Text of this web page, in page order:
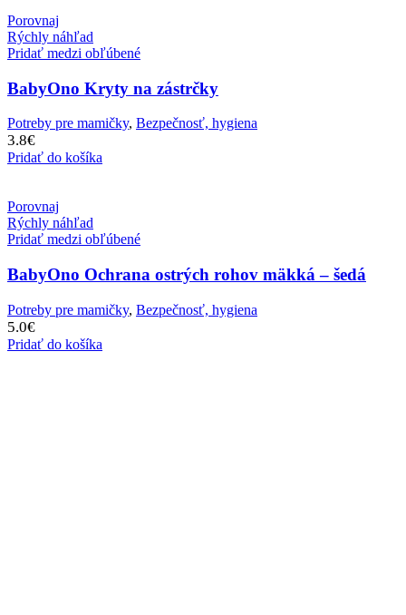
Porovnaj
Rýchly náhľad
Pridať medzi obľúbené
BabyOno Kryty na zástrčky
Potreby pre mamičky, Bezpečnosť, hygiena
3.8€
Pridať do košíka
Porovnaj
Rýchly náhľad
Pridať medzi obľúbené
BabyOno Ochrana ostrých rohov mäkká – šedá
Potreby pre mamičky, Bezpečnosť, hygiena
5.0€
Pridať do košíka